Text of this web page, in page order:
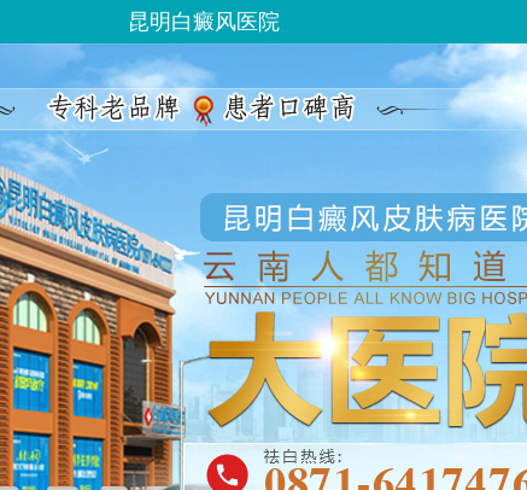
昆明白癜风医院